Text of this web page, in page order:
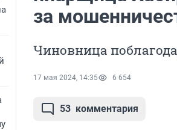
за
Чиновница
17 мая 2024, 14:35 6 654
53 комментария